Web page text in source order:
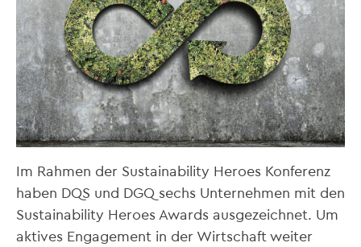
Im Rahmen der Sustainability Heroes Konferenz
haben DQS und DGQ sechs Unternehmen mit den
Sustainability Heroes Awards ausgezeichnet. Um
aktives Engagement in der Wirtschaft weiter